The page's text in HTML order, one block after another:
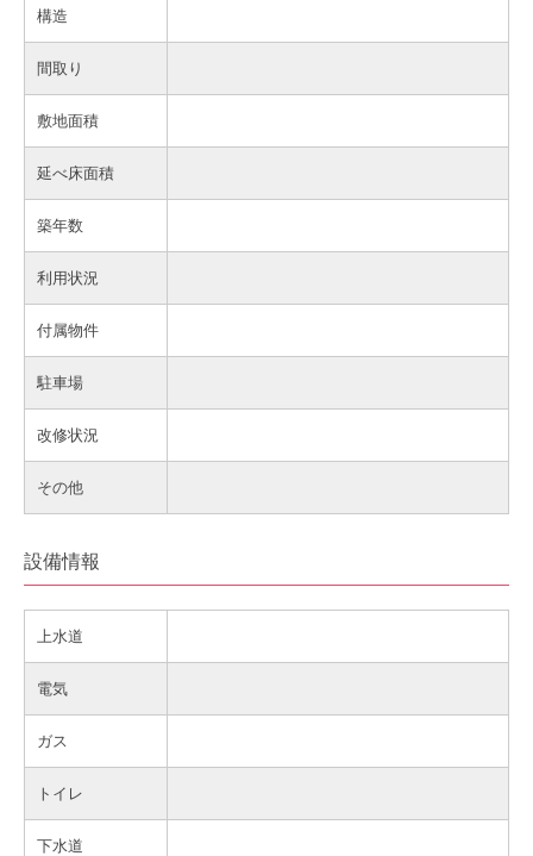
構造
間取り
敷地面積
延べ床面積
築年数
利用状況
付属物件
駐車場
改修状況
その他
設備情報
上水道
電気
ガス
トイレ
下水道